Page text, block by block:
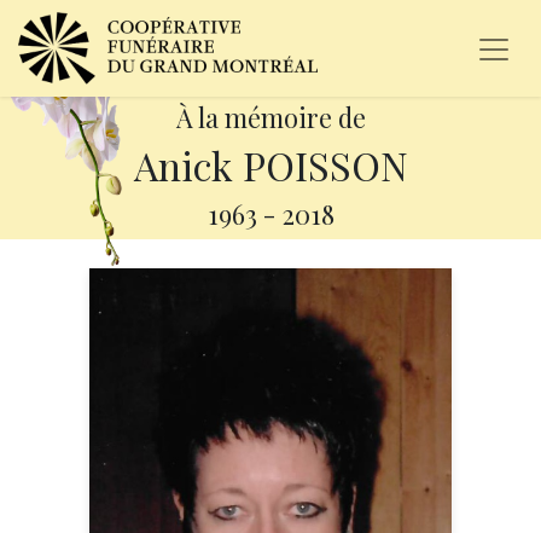
À la mémoire de
Anick POISSON
1963 - 2018